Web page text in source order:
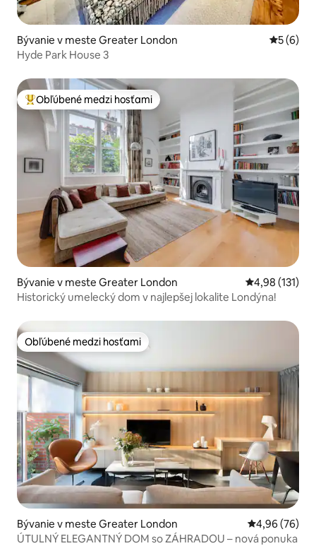
Bývanie v meste Greater London
5 (6)
Hyde Park House 3
Najobľúbenejšie medzi hosťami
Obľúbené medzi hosťami
Bývanie v meste Greater London Priemerné
4,98 (131)
Historický umelecký dom v najlepšej lokalite Londýna!
Obľúbené medzi hosťami
Obľúbené medzi hosťami
Bývanie v meste Greater London Priemerné
4,96 (76)
ÚTULNÝ ELEGANTNÝ DOM so ZÁHRADOU – nová ponuka